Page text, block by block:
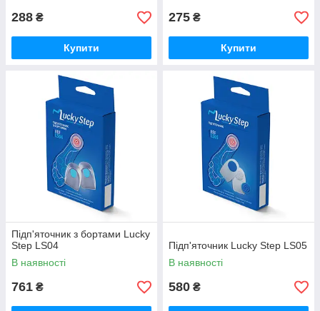
288 ₴
Купити
275 ₴
Купити
Підп'яточник з бортами Lucky
Step LS04
В наявності
761 ₴
Підп'яточник Lucky Step LS05
В наявності
580 ₴